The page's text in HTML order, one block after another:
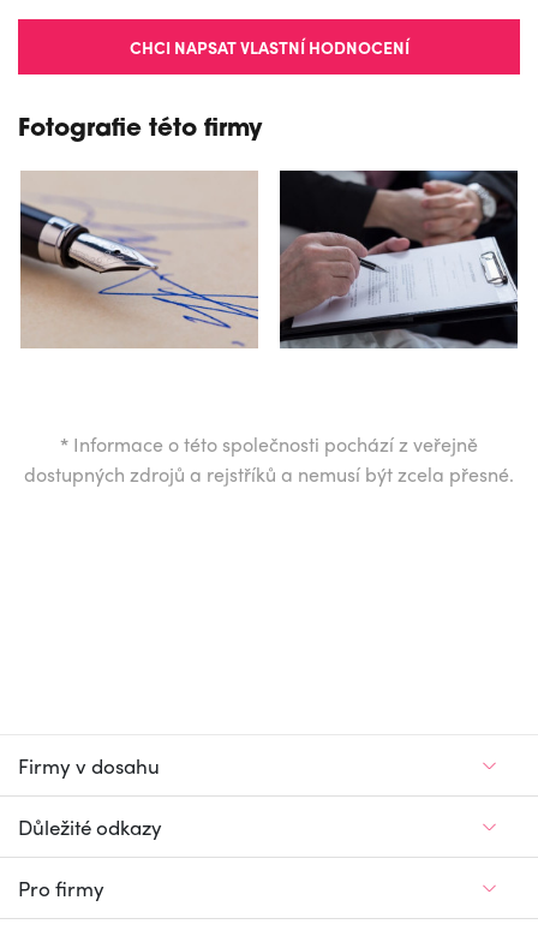
CHCI NAPSAT VLASTNÍ HODNOCENÍ
Fotografie této firmy
* Informace o této společnosti pochází z veřejně
dostupných zdrojů a rejstříků a nemusí být zcela přesné.
Firmy v dosahu
Důležité odkazy
Pro firmy